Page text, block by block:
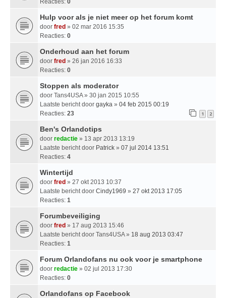
Reacties: 0
Hulp voor als je niet meer op het forum komt
door fred » 02 mar 2016 15:35
Reacties: 0
Onderhoud aan het forum
door fred » 26 jan 2016 16:33
Reacties: 0
Stoppen als moderator
door Tans4USA» 30 jan 2015 10:55
Laatste bericht door gayka » 04 feb 2015 00:19
Reacties: 23 1 2
Ben's Orlandotips
door redactie » 13 apr 2013 13:19
Laatste bericht door Patrick » 07 jul 2014 13:51
Reacties: 4
Wintertijd
door fred » 27 okt 2013 10:37
Laatste bericht door Cindy1969 » 27 okt 2013 17:05
Reacties: 1
Forumbeveiliging
door fred » 17 aug 2013 15:46
Laatste bericht door Tans4USA» 18 aug 2013 03:47
Reacties: 1
Forum Orlandofans nu ook voor je smartphone
door redactie » 02 jul 2013 17:30
Reacties: 0
Orlandofans op Facebook